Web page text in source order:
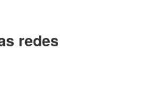
redes